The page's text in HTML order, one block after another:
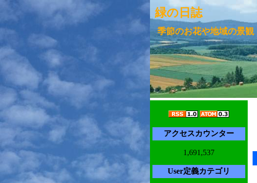
緑の日誌
季節のお花や地域の景観
アクセスカウンター
1,691,537
User定義カテゴリ